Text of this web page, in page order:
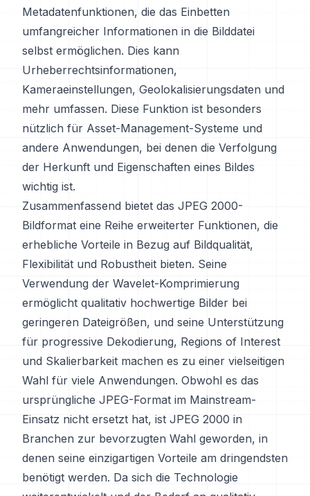
Metadatenfunktionen, die das Einbetten
umfangreicher Informationen in die Bilddatei
selbst ermöglichen. Dies kann
Urheberrechtsinformationen,
Kameraeinstellungen, Geolokalisierungsdaten und
mehr umfassen. Diese Funktion ist besonders
nützlich für Asset-Management-Systeme und
andere Anwendungen, bei denen die Verfolgung
der Herkunft und Eigenschaften eines Bildes
wichtig ist.
Zusammenfassend bietet das JPEG 2000-
Bildformat eine Reihe erweiterter Funktionen, die
erhebliche Vorteile in Bezug auf Bildqualität,
Flexibilität und Robustheit bieten. Seine
Verwendung der Wavelet-Komprimierung
ermöglicht qualitativ hochwertige Bilder bei
geringeren Dateigrößen, und seine Unterstützung
für progressive Dekodierung, Regions of Interest
und Skalierbarkeit machen es zu einer vielseitigen
Wahl für viele Anwendungen. Obwohl es das
ursprüngliche JPEG-Format im Mainstream-
Einsatz nicht ersetzt hat, ist JPEG 2000 in
Branchen zur bevorzugten Wahl geworden, in
denen seine einzigartigen Vorteile am dringendsten
benötigt werden. Da sich die Technologie